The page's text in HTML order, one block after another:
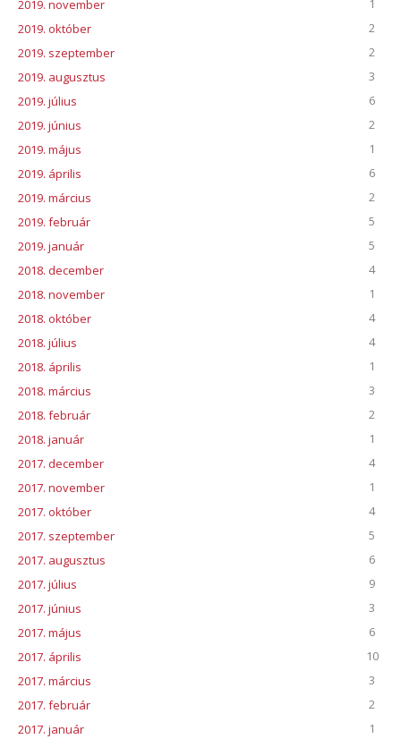
2019. november
1
2019. október
2
2019. szeptember
2
2019. augusztus
3
2019. július
6
2019. június
2
2019. május
1
2019. április
6
2019. március
2
2019. február
5
2019. január
5
2018. december
4
2018. november
1
2018. október
4
2018. július
4
2018. április
1
2018. március
3
2018. február
2
2018. január
1
2017. december
4
2017. november
1
2017. október
4
2017. szeptember
5
2017. augusztus
6
2017. július
9
2017. június
3
2017. május
6
2017. április
10
2017. március
3
2017. február
2
2017. január
1